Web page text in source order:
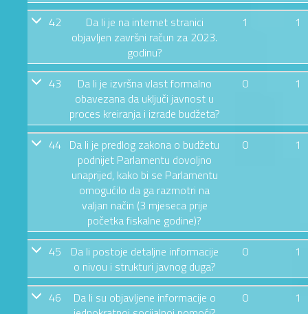
42
Da li je na internet stranici
objavljen završni račun za 2023.
godinu?
1 1
43
Da li je izvršna vlast formalno
obavezana da uključi javnost u
proces kreiranja i izrade budžeta?
0 1
44 Da li je predlog zakona o budžetu
podnijet Parlamentu dovoljno
unaprijed, kako bi se Parlamentu
omogućilo da ga razmotri na
valjan način (3 mjeseca prije
početka fiskalne godine)?
0 1
45
Da li postoje detaljne informacije
o nivou i strukturi javnog duga?
0 1
46
Da li su objavljene informacije o
0 1